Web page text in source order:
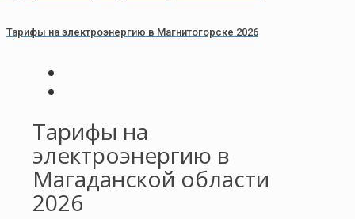
Тарифы на электроэнергию в Магнитогорске 2026
Тарифы на
электроэнергию в
Магаданской области
2026